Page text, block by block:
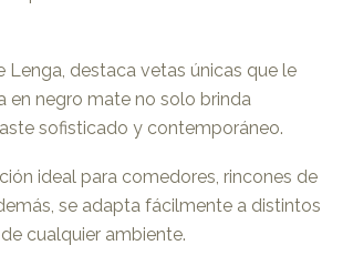
destaca vetas únicas que le
en negro mate no solo brinda
sofisticado y contemporáneo.
ideal para comedores, rincones de
se adapta fácilmente a distintos
cualquier ambiente.